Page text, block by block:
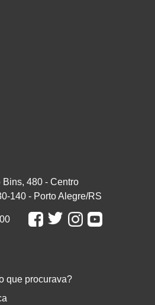
Bins, 480 - Centro
140 - Porto Alegre/RS
que procurava?